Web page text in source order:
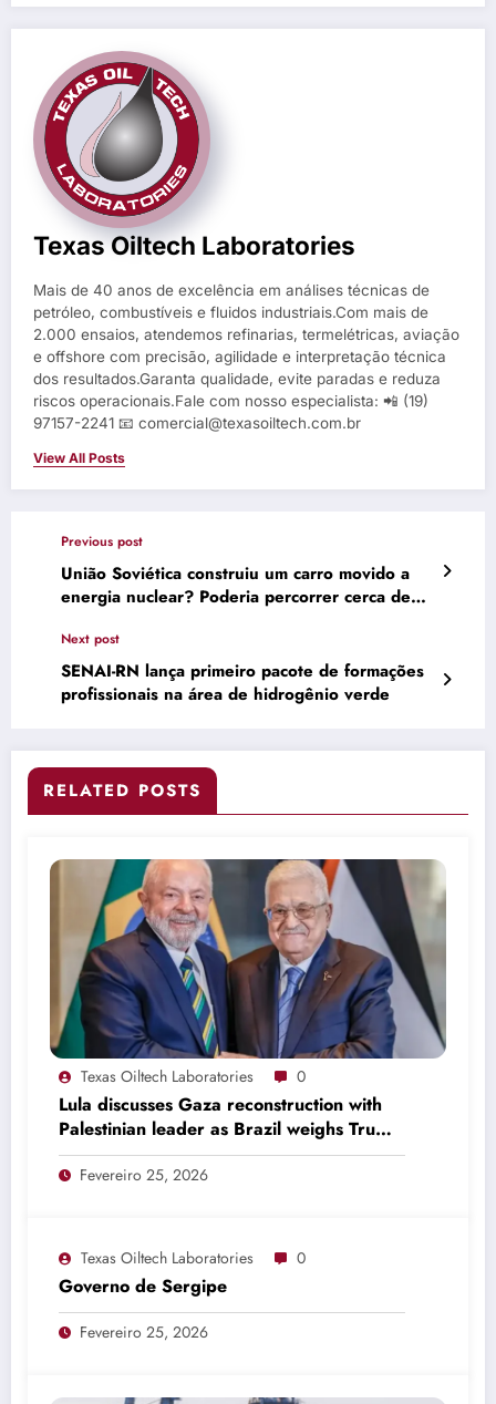
Texas Oiltech Laboratories
Mais de 40 anos de excelência em análises técnicas de
petróleo, combustíveis e fluidos industriais.Com mais de
2.000 ensaios, atendemos refinarias, termelétricas, aviação
e offshore com precisão, agilidade e interpretação técnica
dos resultados.Garanta qualidade, evite paradas e reduza
riscos operacionais.Fale com nosso especialista: 📲 (19)
97157-2241 📧 comercial@texasoiltech.com.br
View All Posts
Previous post
União Soviética construiu um carro movido a
energia nuclear? Poderia percorrer cerca de
combustível nuclear
Next post
SENAI-RN lança primeiro pacote de formações
profissionais na área de hidrogênio verde
RELATED POSTS
Texas Oiltech Laboratories 0
Lula discusses Gaza reconstruction with
Palestinian leader as Brazil weighs Trump
invitation
Fevereiro 25, 2026
Texas Oiltech Laboratories 0
Governo de Sergipe
Fevereiro 25, 2026